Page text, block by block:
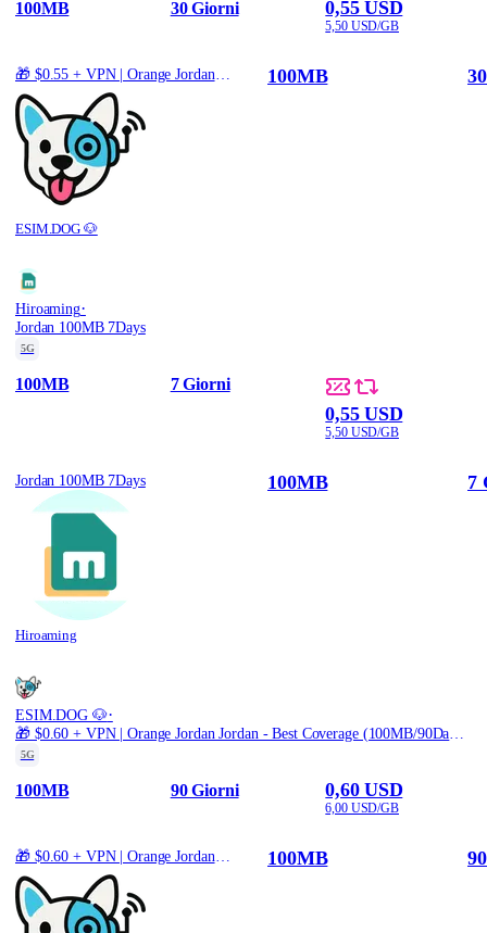
100MB 30 Giorni 0,55 USD
5,50 USD/GB
ESIM.DOG 🐶
100MB
Hiroaming·
Jordan 100MB 7Days
5G
100MB 7 Giorni
0,55 USD
5,50 USD/GB
Jordan 100MB 7Days
Hiroaming
100MB 7
ESIM.DOG 🐶·
5G
100MB 90 Giorni 0,60 USD
6,00 USD/GB
100MB